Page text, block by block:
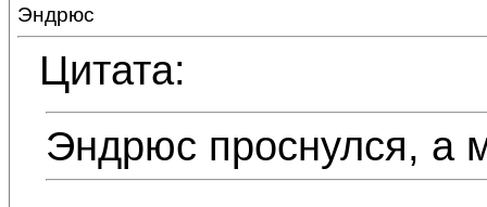
Эндрюс
Цитата:
Эндрюс проснулся, а